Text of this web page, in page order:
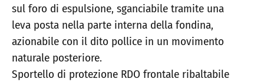
sul foro di espulsione, sganciabile tramite una
leva posta nella parte interna della fondina,
azionabile con il dito pollice in un movimento
naturale posteriore.
Sportello di protezione RDO frontale ribaltabile